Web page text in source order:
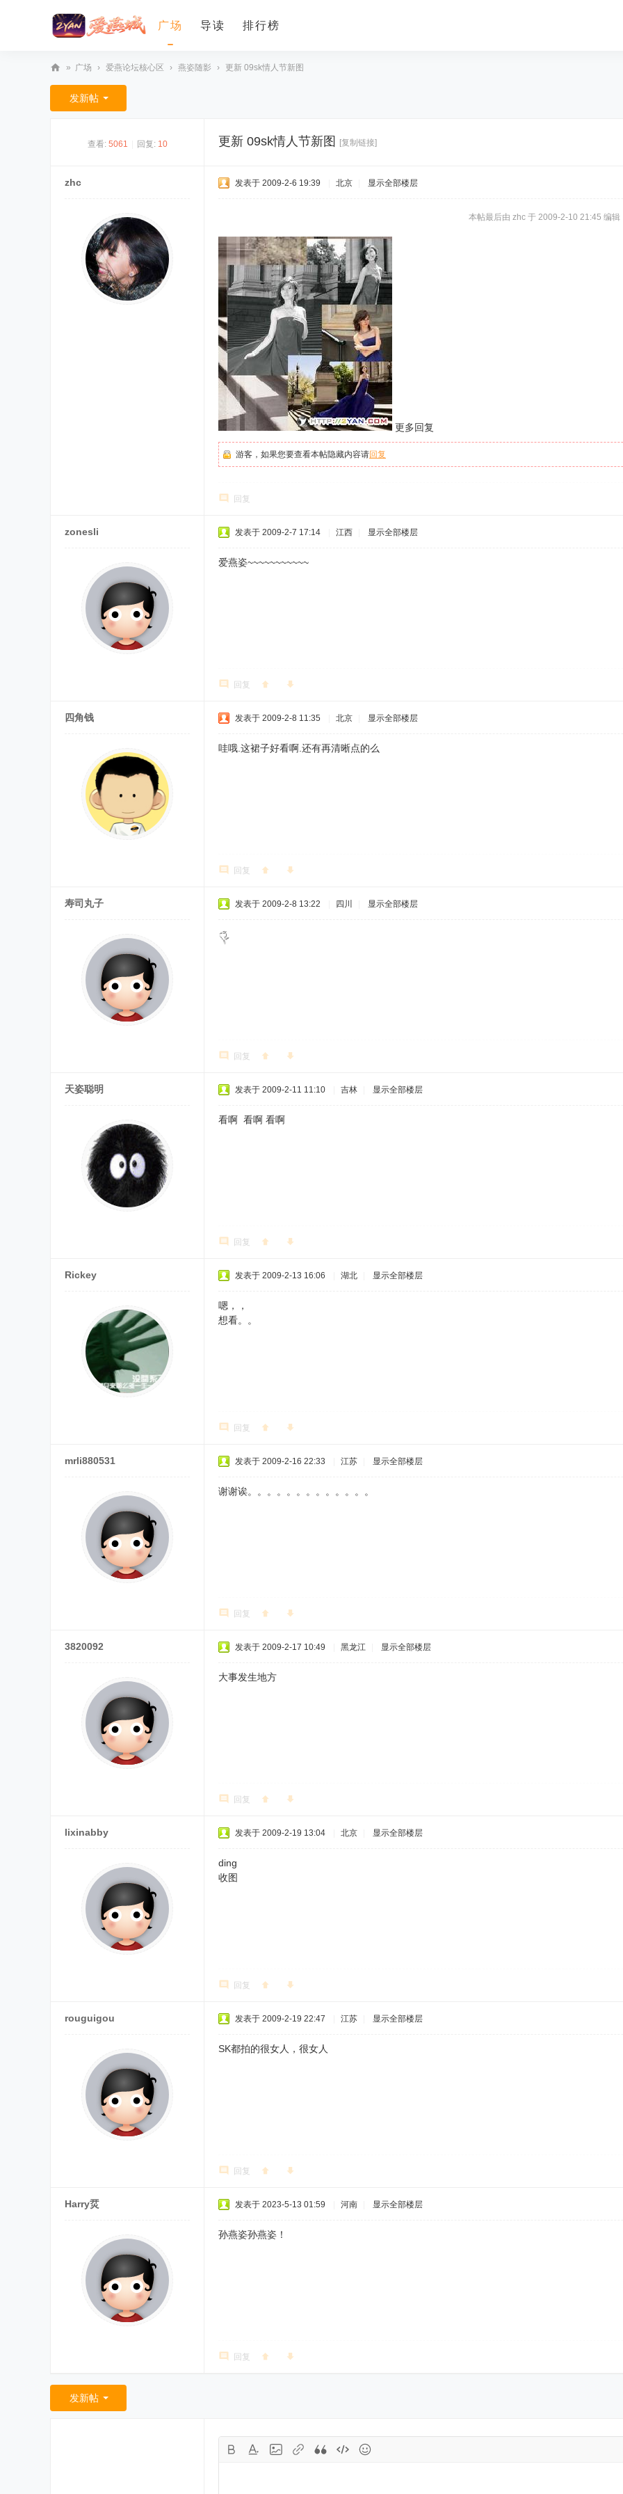
广场 导读 排行榜
爱
燕
» 广场 › 爱燕论坛核心区 › 燕姿随影 › 更新 09sk情人节新图
发新帖
查看: 5061 回复: 10 更新 09sk情人节新图 [复制链接]
zhc 发表于 2009-2-6 19:39 北京 显示全部楼层
本帖最后由 zhc 于 2009-2-10 21:45 编辑
更多回复
游客，如果您要查看本帖隐藏内容请回复
回复
zonesli 发表于 2009-2-7 17:14 江西 显示全部楼层
爱燕姿~~~~~~~~~~~
回复
四角钱 发表于 2009-2-8 11:35 北京 显示全部楼层
哇哦.这裙子好看啊.还有再清晰点的么
回复
寿司丸子 发表于 2009-2-8 13:22 四川 显示全部楼层
回复
天姿聪明 发表于 2009-2-11 11:10 吉林 显示全部楼层
看啊 看啊 看啊
回复
Rickey 发表于 2009-2-13 16:06 湖北 显示全部楼层
嗯，，
想看。。
回复
mrli880531 发表于 2009-2-16 22:33 江苏 显示全部楼层
谢谢诶。。。。。。。。。。。。。
回复
3820092 发表于 2009-2-17 10:49 黑龙江 显示全部楼层
大事发生地方
回复
lixinabby 发表于 2009-2-19 13:04 北京 显示全部楼层
ding
收图
回复
rouguigou 发表于 2009-2-19 22:47 江苏 显示全部楼层
SK都拍的很女人，很女人
回复
Harry烎 发表于 2023-5-13 01:59 河南 显示全部楼层
孙燕姿孙燕姿！
回复
发新帖